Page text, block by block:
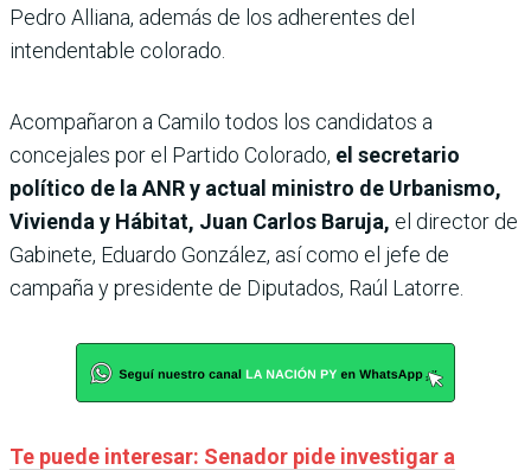
Pedro Alliana, además de los adherentes del
intendentable colorado.
Acompañaron a Camilo todos los candidatos a
concejales por el Partido Colorado, el secretario
político de la ANR y actual ministro de Urbanismo,
Vivienda y Hábitat, Juan Carlos Baruja, el director de
Gabinete, Eduardo González, así como el jefe de
campaña y presidente de Diputados, Raúl Latorre.
Te puede interesar: Senador pide investigar a